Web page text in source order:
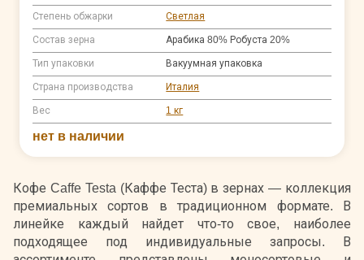
Кофе Caffe Testa (Каффе Теста) в зернах — коллекция
премиальных сортов в традиционном формате. В
линейке каждый найдет что-то свое, наиболее
подходящее под индивидуальные запросы. В
Степень обжарки Светлая
Состав зерна Арабика 80% Робуста 20%
Тип упаковки Вакуумная упаковка
Страна производства Италия
Вес 1 кг
нет в наличии